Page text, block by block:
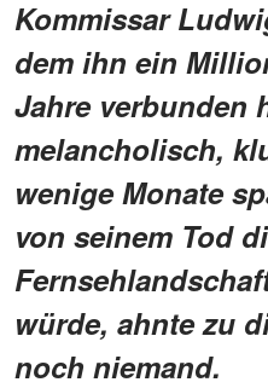
Kommissar
dem ihn ein
Jahre verbunden
melancholisch,
wenige Monate
von seinem Tod
würde, ahnte zu
noch niemand.